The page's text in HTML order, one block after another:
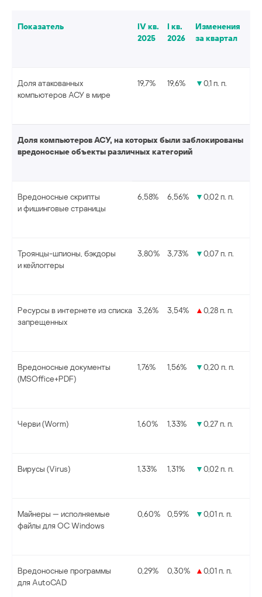
Показатель
IV кв.
2025
I кв.
2026
Изменения
за квартал
Доля атакованных
компьютеров АСУ в мире
19,7% 19,6% ▼0,1 п. п.
Доля компьютеров АСУ, на которых были заблокированы
вредоносные объекты различных категорий
Вредоносные скрипты
и фишинговые страницы
6,58% 6,56% ▼0,02 п. п.
Троянцы-шпионы, бэкдоры
и кейлоггеры
3,80% 3,73% ▼0,07 п. п.
Ресурсы в интернете из списка
запрещенных
3,26% 3,54% ▲0,28 п. п.
Вредоносные документы
(MSOffice+PDF)
1,76% 1,56% ▼0,20 п. п.
Черви (Worm) 1,60% 1,33% ▼0,27 п. п.
Вирусы (Virus) 1,33% 1,31% ▼0,02 п. п.
Майнеры — исполняемые
файлы для ОС Windows
0,60% 0,59% ▼0,01 п. п.
Вредоносные программы
для AutoCAD
0,29% 0,30% ▲0,01 п. п.